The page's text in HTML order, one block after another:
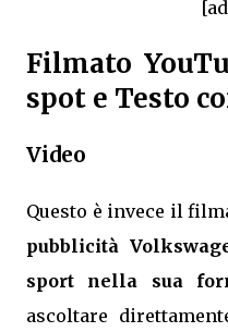
Filmato
spot e Testo
Video
Questo è invece il
pubblicità
sport nella sua
ascoltare